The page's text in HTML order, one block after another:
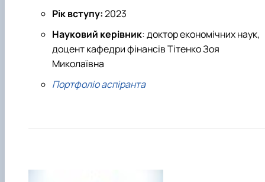
Рік вступу:2023
Науковий керівник: доктор економічних наук,
доцент кафедри фінансів Тітенко Зоя
Миколаївна
Портфоліо аспіранта